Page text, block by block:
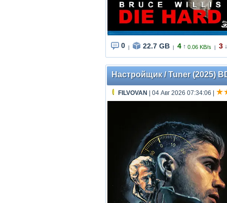
0 22.7 GB 4 ↑ 0.06 KB/s 3 ↓
Настройщик / Tuner (2025)
FILVOVAN | 04 Авг 2026 07:34:06